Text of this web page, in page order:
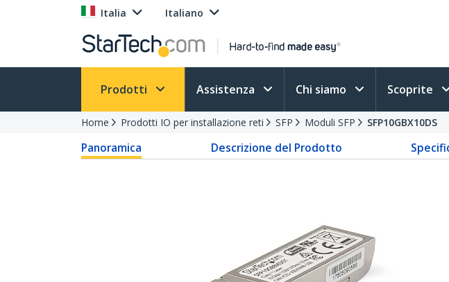
Italia Italiano
Prodotti Assistenza Chi siamo Scoprite
Home Prodotti IO per installazione reti SFP Moduli SFP SFP10GBX10DS
Panoramica Descrizione del Prodotto